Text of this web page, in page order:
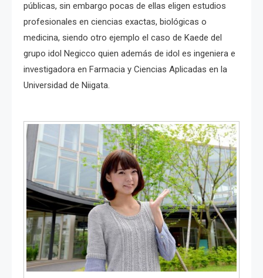
públicas, sin embargo pocas de ellas eligen estudios
profesionales en ciencias exactas, biológicas o
medicina, siendo otro ejemplo el caso de Kaede del
grupo idol Negicco quien además de idol es ingeniera e
investigadora en Farmacia y Ciencias Aplicadas en la
Universidad de Niigata.